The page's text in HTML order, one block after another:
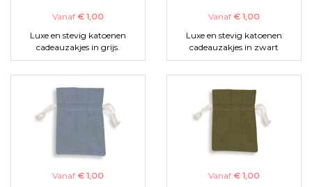
Vanaf € 1,00
Luxe en stevig katoenen
cadeauzakjes in grijs.
Vanaf € 1,00
Luxe en stevig katoenen
cadeauzakjes in zwart
Vanaf € 1,00
Vanaf € 1,00